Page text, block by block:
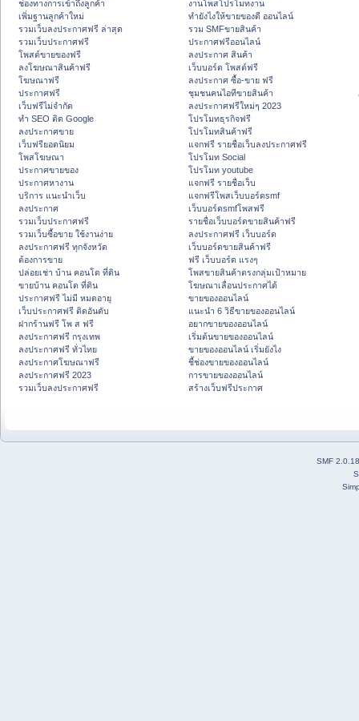
ช่องทางการเข้าถึงลูกค้า
เพิ่มฐานลูกค้าใหม่
รวมเว็บลงประกาศฟรี ล่าสุด
รวมเว็บประกาศฟรี
โพสต์ขายของฟรี
ลงโฆษณาสินค้าฟรี
โฆษณาฟรี
ประกาศฟรี
เว็บฟรีไม่จำกัด
ทำ SEO ติด Google
ลงประกาศขาย
เว็บฟรียอดนิยม
โพสโฆษณา
ประกาศขายของ
ประกาศหางาน
บริการ แนะนำเว็บ
ลงประกาศ
รวมเว็บประกาศฟรี
รวมเว็บซื้อขาย ใช้งานง่าย
ลงประกาศฟรี ทุกจังหวัด
ต้องการขาย
ปล่อยเช่า บ้าน คอนโด ที่ดิน
ขายบ้าน คอนโด ที่ดิน
ประกาศฟรี ไม่มี หมดอายุ
เว็บประกาศฟรี ติดอันดับ
ฝากร้านฟรี โพ ส ฟรี
ลงประกาศฟรี กรุงเทพ
ลงประกาศฟรี ทั่วไทย
ลงประกาศโฆษณาฟรี
ลงประกาศฟรี 2023
รวมเว็บลงประกาศฟรี
งานโพสโปรโมทงาน
ทํายังไงให้ขายของดี ออนไลน์
รวม SMFขายสินค้า
ประกาศฟรีออนไลน์
ลงประกาศ สินค้า
เว็บบอร์ด โพสต์ฟรี
ลงประกาศ ซื้อ-ขาย ฟรี
ชุมชนคนไอทีขายสินค้า
ลงประกาศฟรีใหม่ๆ 2023
โปรโมทธุรกิจฟรี
โปรโมทสินค้าฟรี
แจกฟรี รายชื่อเว็บลงประกาศฟรี
โปรโมท Social
โปรโมท youtube
แจกฟรี รายชื่อเว็บ
แจกฟรีโพสเว็บบอร์ดsmf
เว็บบอร์ดsmfโพสฟรี
รายชื่อเว็บบอร์ดขายสินค้าฟรี
ลงประกาศฟรี เว็บบอร์ด
เว็บบอร์ดขายสินค้าฟรี
ฟรี เว็บบอร์ด แรงๆ
โพสขายสินค้าตรงกลุ่มเป้าหมาย
โฆษณาเลื่อนประกาศได้
ขายของออนไลน์
แนะนำ 6 วิธีขายของออนไลน์
อยากขายของออนไลน์
เริ่มต้นขายของออนไลน์
ขายของออนไลน์ เริ่มยังไง
ชี้ช่องขายของออนไลน์
การขายของออนไลน์
สร้างเว็บฟรีประกาศ
SMF 2.0.18